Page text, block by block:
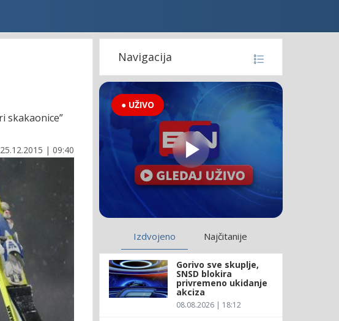
skakaonice”
25.12.2015 | 09:40
Navigacija
● UŽIVO
Izdvojeno Najčitanije
Gorivo sve skuplje,
SNSD blokira
privremeno ukidanje
akciza
08.08.2026 | 18:12